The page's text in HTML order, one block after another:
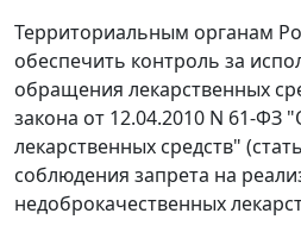
Территориальным органам
обеспечить контроль за
обращения лекарственных
закона от 12.04.2010 N 61-
лекарственных средств"
соблюдения запрета на
недоброкачественных